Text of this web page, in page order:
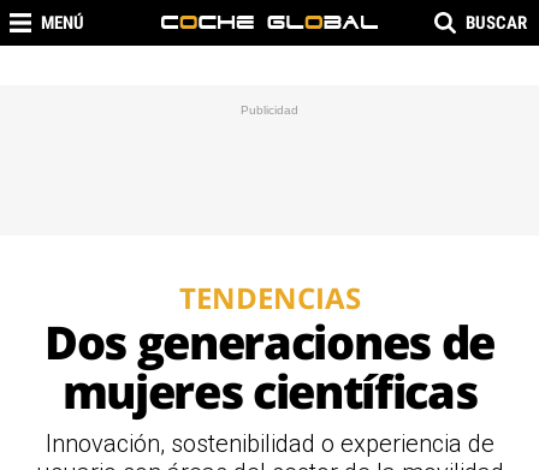
MENÚ BUSCAR
TENDENCIAS
Dos generaciones de
mujeres científicas
Innovación, sostenibilidad o experiencia de